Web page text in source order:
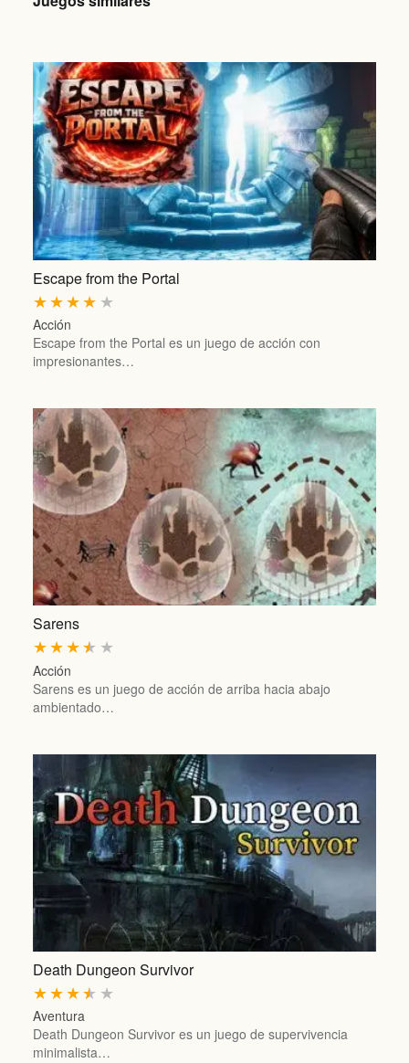
Escape from the Portal
★
★
★
★
★
Acción
Escape from the Portal es un juego de acción con
impresionantes…
Sarens
★
★
★
★
★
Acción
Sarens es un juego de acción de arriba hacia abajo
ambientado…
Death Dungeon Survivor
★
★
★
★
★
Aventura
Death Dungeon Survivor es un juego de supervivencia
minimalista…